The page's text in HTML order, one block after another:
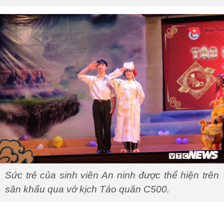
Sức trẻ của sinh viên An ninh được thể hiện trên
sân khấu qua vở kịch Táo quân C500.